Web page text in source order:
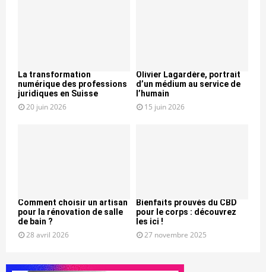
La transformation
numérique des professions
juridiques en Suisse
20 juin 2026
Olivier Lagardère, portrait
d’un médium au service de
l’humain
15 juin 2026
Comment choisir un artisan
pour la rénovation de salle
de bain ?
28 avril 2026
Bienfaits prouvés du CBD
pour le corps : découvrez
les ici !
27 novembre 2025